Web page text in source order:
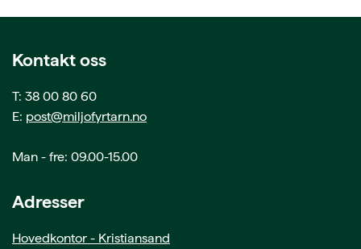
Kontakt oss
T: 38 00 80 60
E: post@miljofyrtarn.no
Man - fre: 09.00-15.00
Adresser
Hovedkontor - Kristiansand